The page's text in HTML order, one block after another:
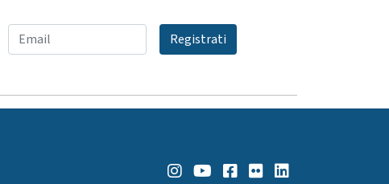
Registrati